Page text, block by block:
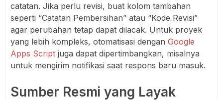
catatan. Jika perlu revisi, buat kolom tambahan
seperti “Catatan Pembersihan” atau “Kode Revisi”
agar perubahan tetap dapat dilacak. Untuk proyek
yang lebih kompleks, otomatisasi dengan Google
Apps Script juga dapat dipertimbangkan, misalnya
untuk mengirim notifikasi saat respons baru masuk.
Sumber Resmi yang Layak